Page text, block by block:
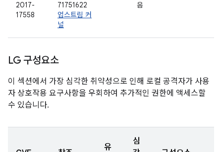
2017-
17558
71751622
업스트림 커
널
음
LG 구성요소
이 섹션에서 가장 심각한 취약성으로 인해 로컬 공격자가 사용
자 상호작용 요구사항을 우회하여 추가적인 권한에 액세스할
수 있습니다.
유
심